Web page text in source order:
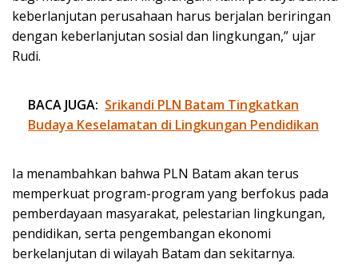
keberlanjutan perusahaan harus berjalan beriringan
dengan keberlanjutan sosial dan lingkungan,” ujar
Rudi.
BACA JUGA: Srikandi PLN Batam Tingkatkan
Budaya Keselamatan di Lingkungan Pendidikan
Ia menambahkan bahwa PLN Batam akan terus
memperkuat program-program yang berfokus pada
pemberdayaan masyarakat, pelestarian lingkungan,
pendidikan, serta pengembangan ekonomi
berkelanjutan di wilayah Batam dan sekitarnya.